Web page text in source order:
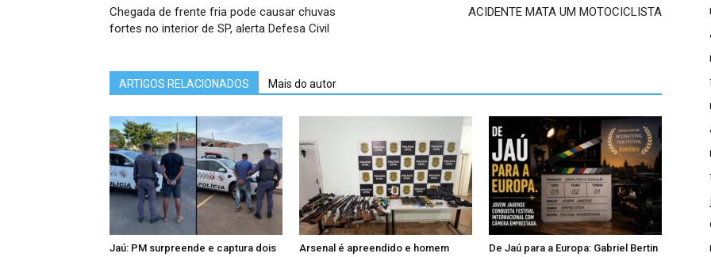
Chegada de frente fria pode causar chuvas
fortes no interior de SP, alerta Defesa Civil
ACIDENTE MATA UM MOTOCICLISTA
ARTIGOS RELACIONADOS Mais do autor
Jaú: PM surpreende e captura dois
Arsenal é apreendido e homem
De Jaú para a Europa: Gabriel Bertin